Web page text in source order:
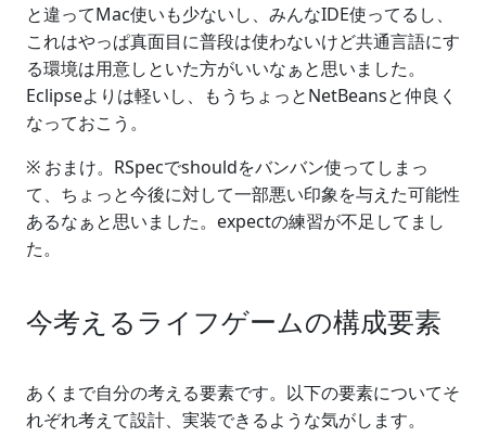
と違ってMac使いも少ないし、みんなIDE使ってるし、
これはやっぱ真面目に普段は使わないけど共通言語にす
る環境は用意しといた方がいいなぁと思いました。
Eclipseよりは軽いし、もうちょっとNetBeansと仲良く
なっておこう。
※ おまけ。RSpecでshouldをバンバン使ってしまっ
て、ちょっと今後に対して一部悪い印象を与えた可能性
あるなぁと思いました。expectの練習が不足してまし
た。
今考えるライフゲームの構成要素
あくまで自分の考える要素です。以下の要素についてそ
れぞれ考えて設計、実装できるような気がします。